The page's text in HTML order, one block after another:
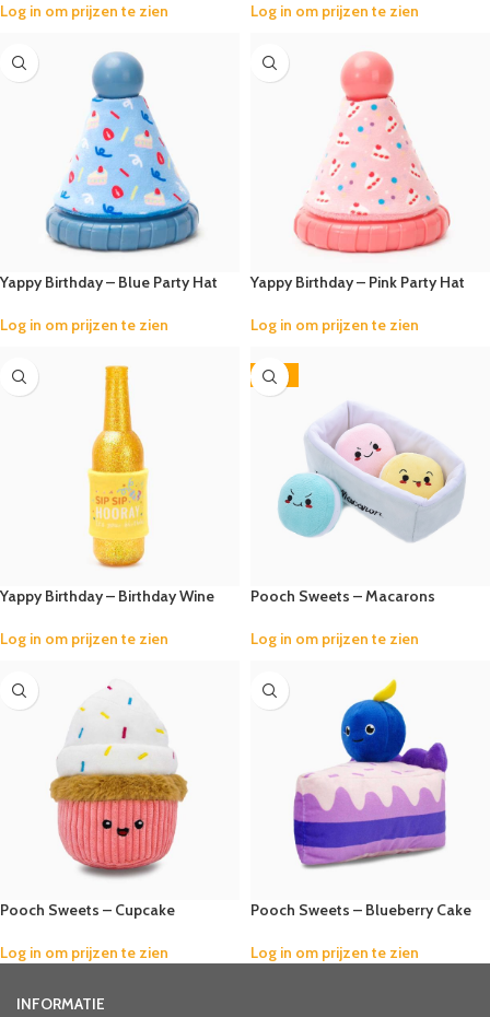
Log in om prijzen te zien Log in om prijzen te zien
Yappy Birthday – Blue Party Hat
Log in om prijzen te zien
Yappy Birthday – Pink Party Hat
Log in om prijzen te zien
Yappy Birthday – Birthday Wine
Log in om prijzen te zien
-25%
Pooch Sweets – Macarons
Log in om prijzen te zien
Pooch Sweets – Cupcake
Log in om prijzen te zien
Pooch Sweets – Blueberry Cake
Log in om prijzen te zien
INFORMATIE